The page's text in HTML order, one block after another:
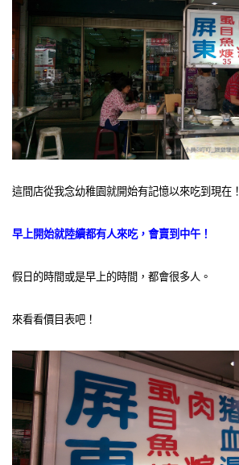
這間店從我念幼稚園就開始有記憶以來吃到現在！
早上開始就陸續都有人來吃，會賣到中午！
假日的時間或是早上的時間，都會很多人。
來看看價目表吧！